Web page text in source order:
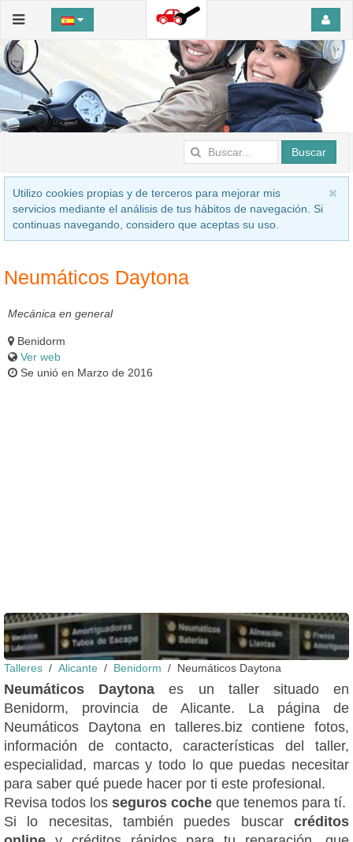
Buscar
Utilizo cookies propias y de terceros para mejorar mis
servicios mediante el análisis de tus hábitos de navegación. Si
continuas navegando, considero que aceptas su uso.
Neumáticos Daytona
Mecánica en general
Benidorm
Ver web
Se unió en Marzo de 2016
Talleres Alicante Benidorm Neumáticos Daytona
Neumáticos Daytona es un taller situado en
Benidorm, provincia de Alicante. La página de
Neumáticos Daytona en talleres.biz contiene fotos,
información de contacto, características del taller,
especialidad, marcas y todo lo que puedas necesitar
para saber qué puede hacer por ti este profesional.
Revisa todos los seguros coche que tenemos para tí.
Si lo necesitas, también puedes buscar créditos